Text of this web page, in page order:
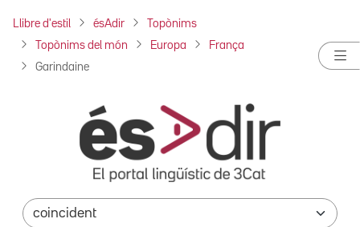
Llibre d'estil ésAdir Topònims
Topònims del món Europa França
Garindaine